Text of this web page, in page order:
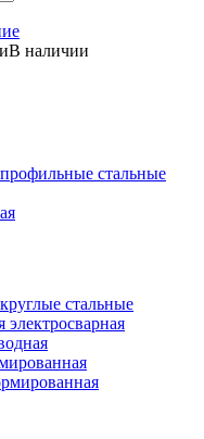
В наличии
стальные
стальные